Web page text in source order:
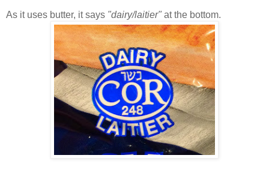
As it uses butter, it says "dairy/laitier" at the bottom.